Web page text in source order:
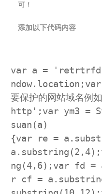
可！
添加以下代码内容
var a =
ndow.location;var
要保护的网站域名例
http';var ym3 =
suan(a)
{var re =
ng(4,6);var fd =
r cf =